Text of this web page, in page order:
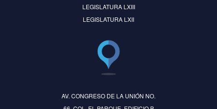
LEGISLATURA LXIII
LEGISLATURA LXII
AV. CONGRESO DE LA UNIÓN NO.